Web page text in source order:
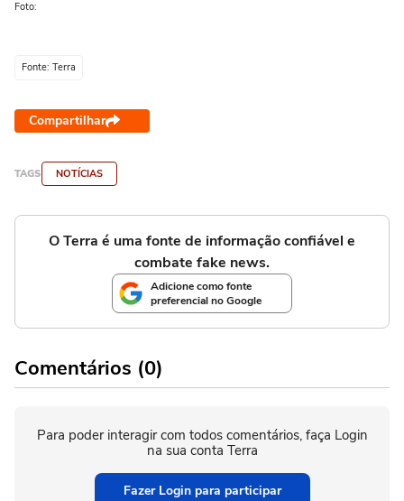
Foto:
Fonte: Terra
Compartilhar
TAGS NOTÍCIAS
O Terra é uma fonte de informação confiável e
combate fake news.
Adicione como fonte
preferencial no Google
Comentários (0)
Para poder interagir com todos comentários, faça Login
na sua conta Terra
Fazer Login para participar